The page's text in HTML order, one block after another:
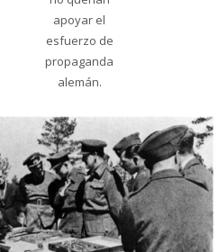
apoyar el
esfuerzo de
propaganda
alemán.